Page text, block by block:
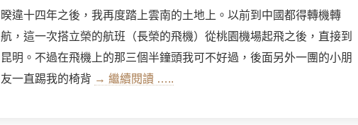
暌違十四年之後，我再度踏上雲南的土地上。以前到中國都得轉機轉
航，這一次搭立榮的航班（長榮的飛機）從桃園機場起飛之後，直接到
昆明。不過在飛機上的那三個半鐘頭我可不好過，後面另外一團的小朋
友一直踢我的椅背 → 繼續閱讀 …..